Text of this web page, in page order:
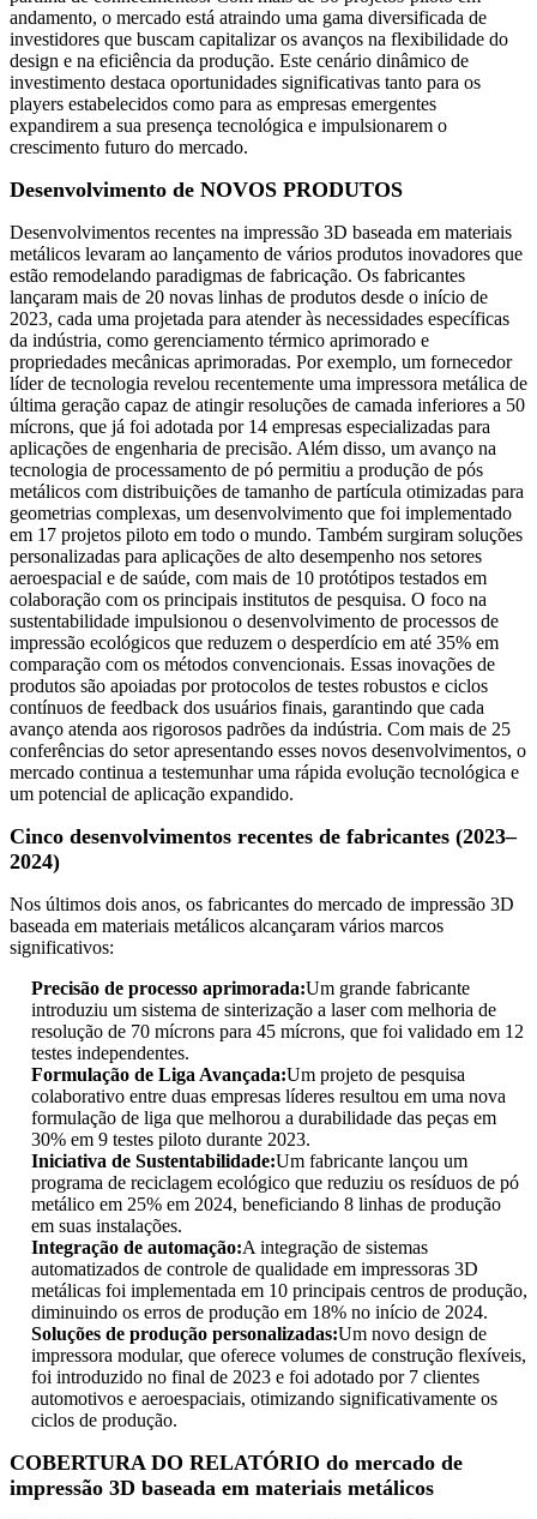
andamento, o mercado está atraindo uma gama diversificada de
investidores que buscam capitalizar os avanços na flexibilidade do
design e na eficiência da produção. Este cenário dinâmico de
investimento destaca oportunidades significativas tanto para os
players estabelecidos como para as empresas emergentes
expandirem a sua presença tecnológica e impulsionarem o
crescimento futuro do mercado.
Desenvolvimento de NOVOS PRODUTOS
Desenvolvimentos recentes na impressão 3D baseada em materiais
metálicos levaram ao lançamento de vários produtos inovadores que
estão remodelando paradigmas de fabricação. Os fabricantes
lançaram mais de 20 novas linhas de produtos desde o início de
2023, cada uma projetada para atender às necessidades específicas
da indústria, como gerenciamento térmico aprimorado e
propriedades mecânicas aprimoradas. Por exemplo, um fornecedor
líder de tecnologia revelou recentemente uma impressora metálica de
última geração capaz de atingir resoluções de camada inferiores a 50
mícrons, que já foi adotada por 14 empresas especializadas para
aplicações de engenharia de precisão. Além disso, um avanço na
tecnologia de processamento de pó permitiu a produção de pós
metálicos com distribuições de tamanho de partícula otimizadas para
geometrias complexas, um desenvolvimento que foi implementado
em 17 projetos piloto em todo o mundo. Também surgiram soluções
personalizadas para aplicações de alto desempenho nos setores
aeroespacial e de saúde, com mais de 10 protótipos testados em
colaboração com os principais institutos de pesquisa. O foco na
sustentabilidade impulsionou o desenvolvimento de processos de
impressão ecológicos que reduzem o desperdício em até 35% em
comparação com os métodos convencionais. Essas inovações de
produtos são apoiadas por protocolos de testes robustos e ciclos
contínuos de feedback dos usuários finais, garantindo que cada
avanço atenda aos rigorosos padrões da indústria. Com mais de 25
conferências do setor apresentando esses novos desenvolvimentos, o
mercado continua a testemunhar uma rápida evolução tecnológica e
um potencial de aplicação expandido.
Cinco desenvolvimentos recentes de fabricantes (2023–
2024)
Nos últimos dois anos, os fabricantes do mercado de impressão 3D
baseada em materiais metálicos alcançaram vários marcos
significativos:
Precisão de processo aprimorada:Um grande fabricante
introduziu um sistema de sinterização a laser com melhoria de
resolução de 70 mícrons para 45 mícrons, que foi validado em 12
testes independentes.
Formulação de Liga Avançada:Um projeto de pesquisa
colaborativo entre duas empresas líderes resultou em uma nova
formulação de liga que melhorou a durabilidade das peças em
30% em 9 testes piloto durante 2023.
Iniciativa de Sustentabilidade:Um fabricante lançou um
programa de reciclagem ecológico que reduziu os resíduos de pó
metálico em 25% em 2024, beneficiando 8 linhas de produção
em suas instalações.
Integração de automação:A integração de sistemas
automatizados de controle de qualidade em impressoras 3D
metálicas foi implementada em 10 principais centros de produção,
diminuindo os erros de produção em 18% no início de 2024.
Soluções de produção personalizadas:Um novo design de
impressora modular, que oferece volumes de construção flexíveis,
foi introduzido no final de 2023 e foi adotado por 7 clientes
automotivos e aeroespaciais, otimizando significativamente os
ciclos de produção.
COBERTURA DO RELATÓRIO do mercado de
impressão 3D baseada em materiais metálicos